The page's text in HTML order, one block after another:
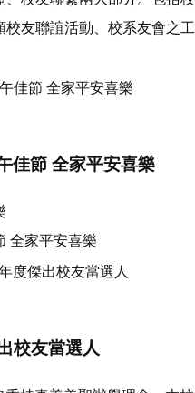
友聯誼活動、校系友會之工
佳節 全家平安喜樂
全家平安喜樂
校友當選人